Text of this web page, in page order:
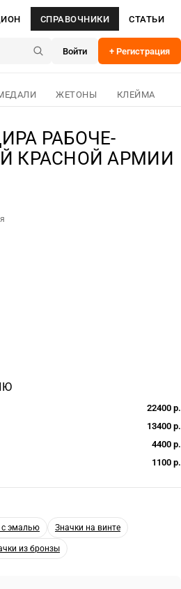
СПРАВОЧНИКИ СТАТЬИ
Войти + Регистрация
ЖЕТОНЫ
КЛЕЙМА
РАБОЧЕ-
КРАСНОЙ АРМИИ
22400 р.
13400 р.
4400 р.
1100 р.
с эмалью Значки на винте
из бронзы